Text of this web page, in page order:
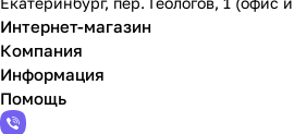
Интернет-магазин
Компания
Информация
Помощь